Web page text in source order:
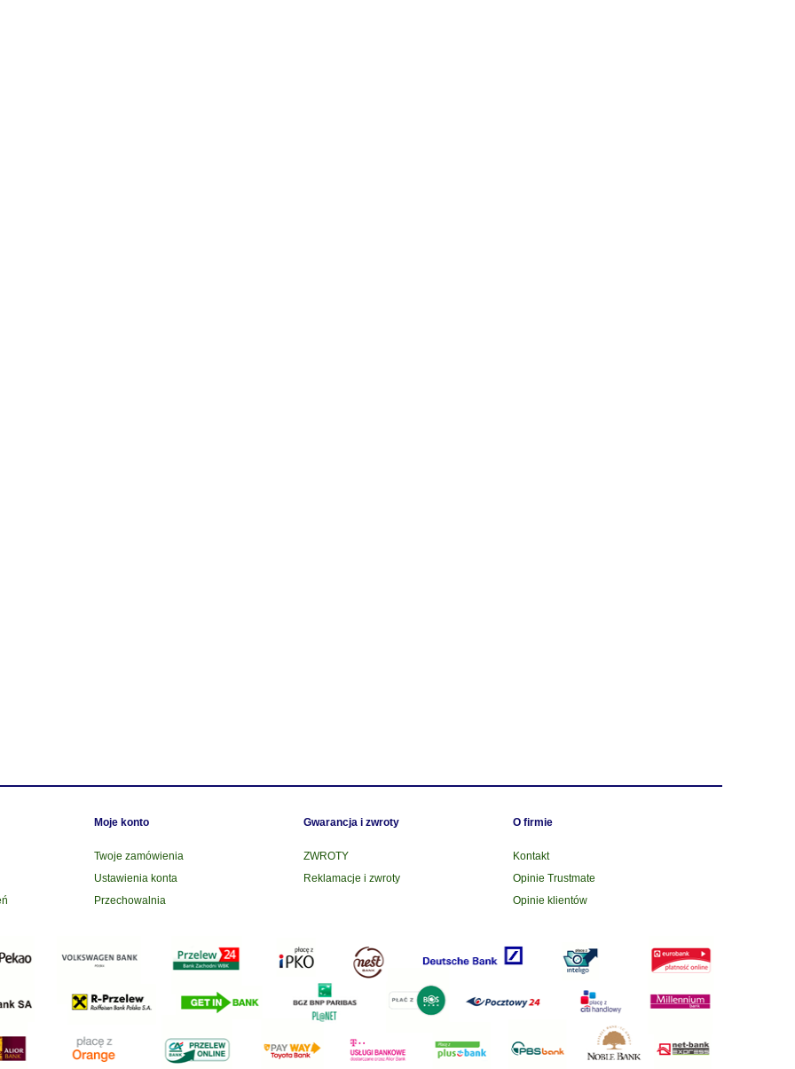
Moje konto
Twoje zamówienia
Ustawienia konta
Przechowalnia
Gwarancja i zwroty
ZWROTY
Reklamacje i zwroty
O firmie
Kontakt
Opinie Trustmate
Opinie klientów